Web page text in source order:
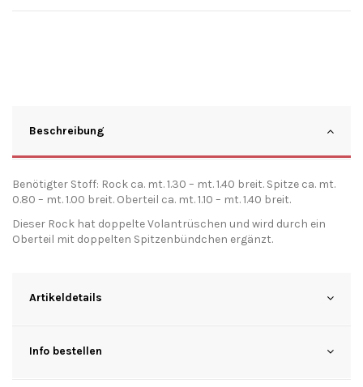
Beschreibung
Benötigter Stoff: Rock ca. mt. 1.30 – mt. 1.40 breit. Spitze ca. mt.
0.80 – mt. 1.00 breit. Oberteil ca. mt. 1.10 – mt. 1.40 breit.
Dieser Rock hat doppelte Volantrüschen und wird durch ein
Oberteil mit doppelten Spitzenbündchen ergänzt.
Artikeldetails
Info bestellen